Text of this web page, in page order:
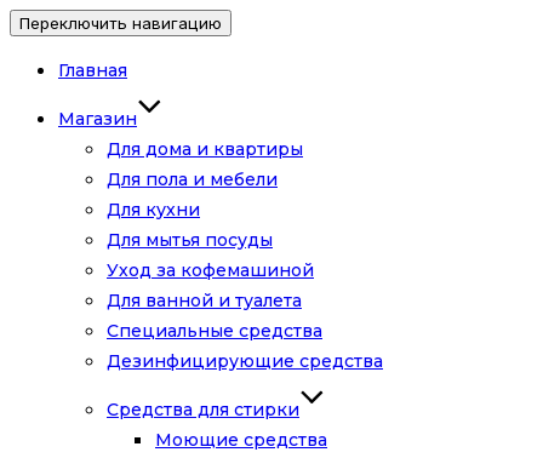
Переключить навигацию
Главная
Магазин
Для дома и квартиры
Для пола и мебели
Для кухни
Для мытья посуды
Уход за кофемашиной
Для ванной и туалета
Специальные средства
Дезинфицирующие средства
Средства для стирки
Моющие средства